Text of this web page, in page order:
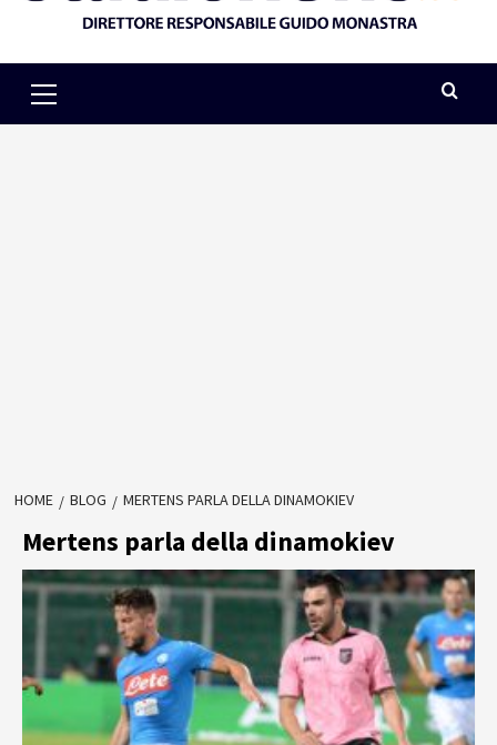
Menu
HOME BLOG MERTENS PARLA DELLA DINAMOKIEV
Mertens parla della dinamokiev